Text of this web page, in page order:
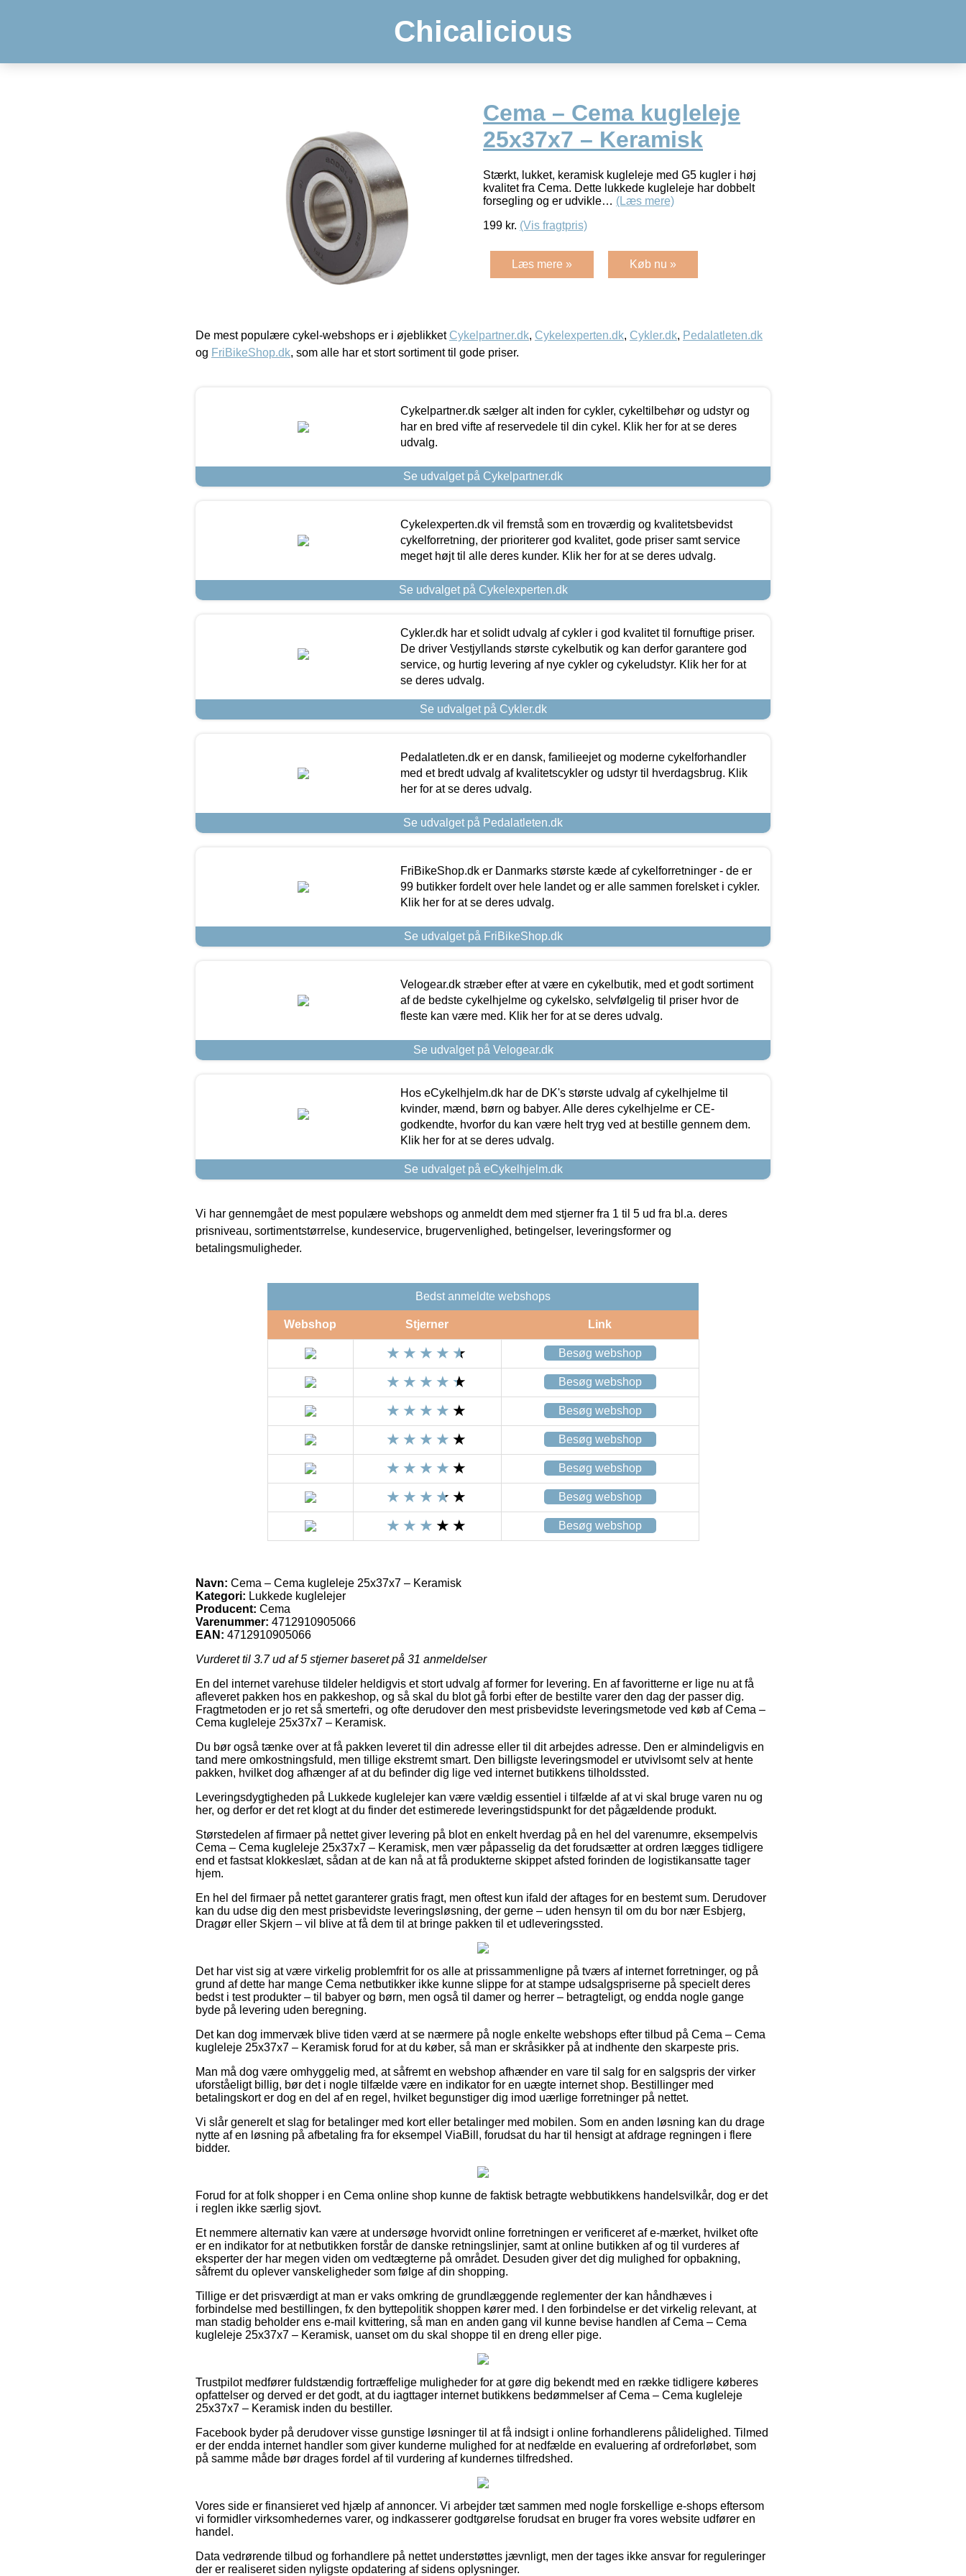
Chicalicious
Cema – Cema kugleleje
25x37x7 – Keramisk
Stærkt, lukket, keramisk kugleleje med G5 kugler i høj
kvalitet fra Cema. Dette lukkede kugleleje har dobbelt
forsegling og er udvikle… (Læs mere)
199 kr. (Vis fragtpris)
Læs mere » Køb nu »
De mest populære cykel-webshops er i øjeblikket Cykelpartner.dk, Cykelexperten.dk, Cykler.dk, Pedalatleten.dk
og FriBikeShop.dk, som alle har et stort sortiment til gode priser.
Cykelpartner.dk sælger alt inden for cykler, cykeltilbehør og udstyr og
har en bred vifte af reservedele til din cykel. Klik her for at se deres
udvalg.
Se udvalget på Cykelpartner.dk
Cykelexperten.dk vil fremstå som en troværdig og kvalitetsbevidst
cykelforretning, der prioriterer god kvalitet, gode priser samt service
meget højt til alle deres kunder. Klik her for at se deres udvalg.
Se udvalget på Cykelexperten.dk
Cykler.dk har et solidt udvalg af cykler i god kvalitet til fornuftige priser.
De driver Vestjyllands største cykelbutik og kan derfor garantere god
service, og hurtig levering af nye cykler og cykeludstyr. Klik her for at
se deres udvalg.
Se udvalget på Cykler.dk
Pedalatleten.dk er en dansk, familieejet og moderne cykelforhandler
med et bredt udvalg af kvalitetscykler og udstyr til hverdagsbrug. Klik
her for at se deres udvalg.
Se udvalget på Pedalatleten.dk
FriBikeShop.dk er Danmarks største kæde af cykelforretninger - de er
99 butikker fordelt over hele landet og er alle sammen forelsket i cykler.
Klik her for at se deres udvalg.
Se udvalget på FriBikeShop.dk
Velogear.dk stræber efter at være en cykelbutik, med et godt sortiment
af de bedste cykelhjelme og cykelsko, selvfølgelig til priser hvor de
fleste kan være med. Klik her for at se deres udvalg.
Se udvalget på Velogear.dk
Hos eCykelhjelm.dk har de DK's største udvalg af cykelhjelme til
kvinder, mænd, børn og babyer. Alle deres cykelhjelme er CE-
godkendte, hvorfor du kan være helt tryg ved at bestille gennem dem.
Klik her for at se deres udvalg.
Se udvalget på eCykelhjelm.dk
Vi har gennemgået de mest populære webshops og anmeldt dem med stjerner fra 1 til 5 ud fra bl.a. deres
prisniveau, sortimentstørrelse, kundeservice, brugervenlighed, betingelser, leveringsformer og
betalingsmuligheder.
Bedst anmeldte webshops
Webshop Stjerner Link
Besøg webshop
Besøg webshop
Besøg webshop
Besøg webshop
Besøg webshop
Besøg webshop
Besøg webshop
Navn: Cema – Cema kugleleje 25x37x7 – Keramisk
Kategori: Lukkede kuglelejer
Producent: Cema
Varenummer: 4712910905066
EAN: 4712910905066
Vurderet til 3.7ud af 5 stjerner baseret på 31 anmeldelser
En del internet varehuse tildeler heldigvis et stort udvalg af former for levering. En af favoritterne er lige nu at få
afleveret pakken hos en pakkeshop, og så skal du blot gå forbi efter de bestilte varer den dag der passer dig.
Fragtmetoden er jo ret så smertefri, og ofte derudover den mest prisbevidste leveringsmetode ved køb af Cema –
Cema kugleleje 25x37x7 – Keramisk.
Du bør også tænke over at få pakken leveret til din adresse eller til dit arbejdes adresse. Den er almindeligvis en
tand mere omkostningsfuld, men tillige ekstremt smart. Den billigste leveringsmodel er utvivlsomt selv at hente
pakken, hvilket dog afhænger af at du befinder dig lige ved internet butikkens tilholdssted.
Leveringsdygtigheden på Lukkede kuglelejer kan være vældig essentiel i tilfælde af at vi skal bruge varen nu og
her, og derfor er det ret klogt at du finder det estimerede leveringstidspunkt for det pågældende produkt.
Størstedelen af firmaer på nettet giver levering på blot en enkelt hverdag på en hel del varenumre, eksempelvis
Cema – Cema kugleleje 25x37x7 – Keramisk, men vær påpasselig da det forudsætter at ordren lægges tidligere
end et fastsat klokkeslæt, sådan at de kan nå at få produkterne skippet afsted forinden de logistikansatte tager
hjem.
En hel del firmaer på nettet garanterer gratis fragt, men oftest kun ifald der aftages for en bestemt sum. Derudover
kan du udse dig den mest prisbevidste leveringsløsning, der gerne – uden hensyn til om du bor nær Esbjerg,
Dragør eller Skjern – vil blive at få dem til at bringe pakken til et udleveringssted.
Det har vist sig at være virkelig problemfrit for os alle at prissammenligne på tværs af internet forretninger, og på
grund af dette har mange Cema netbutikker ikke kunne slippe for at stampe udsalgspriserne på specielt deres
bedst i test produkter – til babyer og børn, men også til damer og herrer – betragteligt, og endda nogle gange
byde på levering uden beregning.
Det kan dog immervæk blive tiden værd at se nærmere på nogle enkelte webshops efter tilbud på Cema – Cema
kugleleje 25x37x7 – Keramisk forud for at du køber, så man er skråsikker på at indhente den skarpeste pris.
Man må dog være omhyggelig med, at såfremt en webshop afhænder en vare til salg for en salgspris der virker
uforståeligt billig, bør det i nogle tilfælde være en indikator for en uægte internet shop. Bestillinger med
betalingskort er dog en del af en regel, hvilket begunstiger dig imod uærlige forretninger på nettet.
Vi slår generelt et slag for betalinger med kort eller betalinger med mobilen. Som en anden løsning kan du drage
nytte af en løsning på afbetaling fra for eksempel ViaBill, forudsat du har til hensigt at afdrage regningen i flere
bidder.
Forud for at folk shopper i en Cema online shop kunne de faktisk betragte webbutikkens handelsvilkår, dog er det
i reglen ikke særlig sjovt.
Et nemmere alternativ kan være at undersøge hvorvidt online forretningen er verificeret af e-mærket, hvilket ofte
er en indikator for at netbutikken forstår de danske retningslinjer, samt at online butikken af og til vurderes af
eksperter der har megen viden om vedtægterne på området. Desuden giver det dig mulighed for opbakning,
såfremt du oplever vanskeligheder som følge af din shopping.
Tillige er det prisværdigt at man er vaks omkring de grundlæggende reglementer der kan håndhæves i
forbindelse med bestillingen, fx den byttepolitik shoppen kører med. I den forbindelse er det virkelig relevant, at
man stadig beholder ens e-mail kvittering, så man en anden gang vil kunne bevise handlen af Cema – Cema
kugleleje 25x37x7 – Keramisk, uanset om du skal shoppe til en dreng eller pige.
Trustpilot medfører fuldstændig fortræffelige muligheder for at gøre dig bekendt med en række tidligere køberes
opfattelser og derved er det godt, at du iagttager internet butikkens bedømmelser af Cema – Cema kugleleje
25x37x7 – Keramisk inden du bestiller.
Facebook byder på derudover visse gunstige løsninger til at få indsigt i online forhandlerens pålidelighed. Tilmed
er der endda internet handler som giver kunderne mulighed for at nedfælde en evaluering af ordreforløbet, som
på samme måde bør drages fordel af til vurdering af kundernes tilfredshed.
Vores side er finansieret ved hjælp af annoncer. Vi arbejder tæt sammen med nogle forskellige e-shops eftersom
vi formidler virksomhedernes varer, og indkasserer godtgørelse forudsat en bruger fra vores website udfører en
handel.
Data vedrørende tilbud og forhandlere på nettet understøttes jævnligt, men der tages ikke ansvar for reguleringer
der er realiseret siden nyligste opdatering af sidens oplysninger.